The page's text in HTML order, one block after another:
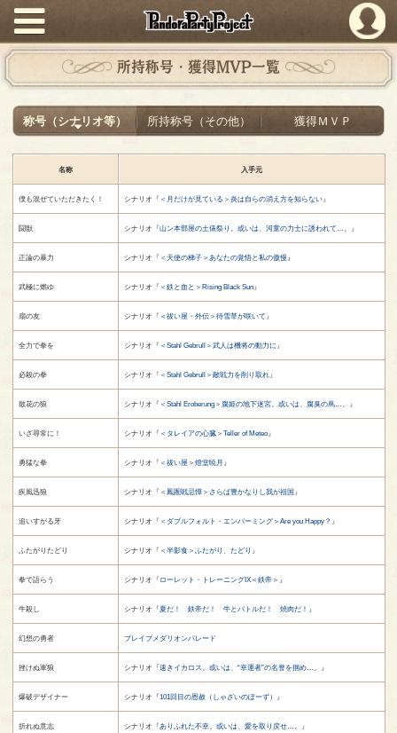
PandoraPartyProject
所持称号・獲得MVP一覧
称号（シナリオ等） 所持称号（その他） 獲得ＭＶＰ
名称 入手元
僕も混ぜていただきたく！ シナリオ『 ＜月だけが見ている＞炎は自らの消え方を知らない』
闘獣 シナリオ『山ン本部屋の土俵祭り。或いは、河童の力士に誘われて…。 』
正論の暴力 シナリオ『 ＜天使の梯子＞あなたの覚悟と私の傲慢 』
武極に燃ゆ シナリオ『 ＜鉄と血と＞Rising Black Sun』
扇の友 シナリオ『 ＜祓い屋・外伝＞待雪草が咲いて 』
全力で拳を シナリオ『 ＜Stahl Gebrull＞武人は機将の動力に 』
必殺の拳 シナリオ『 ＜Stahl Gebrull＞敵戦力を削り取れ』
散花の狼 シナリオ『 ＜Stahl Eroberung＞腐姫の地下迷宮。或いは、腐臭の蔦…。 』
いざ尋常に！ シナリオ『 ＜タレイアの心臓＞Teller of Meteo』
勇猛な拳 シナリオ『 ＜祓い屋＞燈堂暁月 』
疾風迅狼 シナリオ『 ＜鳳圏戦忌憚＞さらば豊かなりし我が祖国』
追いすがる牙 シナリオ『 ＜ダブルフォルト・エンバーミング＞Are you Happy？ 』
ふたがりたどり シナリオ『 ＜半影食＞ふたがり、たどり 』
拳で語らう シナリオ『 ローレット・トレーニングIX＜鉄帝＞ 』
牛殺し シナリオ『夏だ！ 鉄帝だ！ 牛とバトルだ！ 焼肉だ！ 』
幻想の勇者 ブレイブメダリオンパレード
挫けぬ軍狼 シナリオ『速きイカロス。或いは、“幸運者”の名誉を掴め…。 』
爆破デザイナー シナリオ『101回目の恩赦（しゃざいのぽーず） 』
折れぬ意志 シナリオ『ありふれた不幸。或いは、愛を取り戻せ…。 』